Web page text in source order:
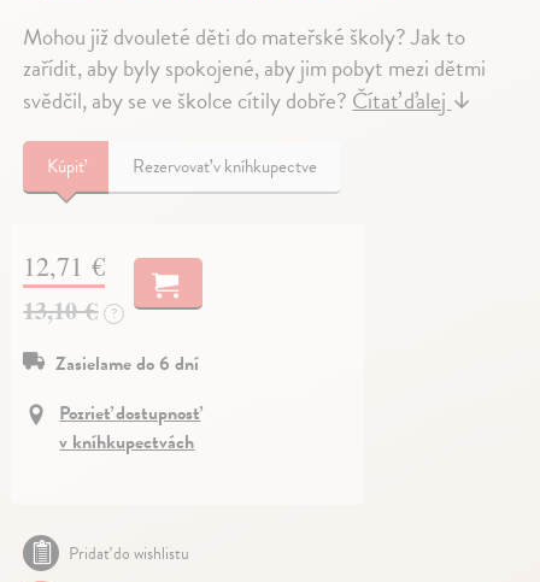
Mohou již dvouleté děti do mateřské školy? Jak to
zařídit, aby byly spokojené, aby jim pobyt mezi dětmi
svědčil, aby se ve školce cítily dobře? Čítať ďalej ↓
Kúpiť Rezervovať v kníhkupectve
12,71 €
13,10 € ?
Zasielame do 6 dní
Pozrieť dostupnosť
v kníhkupectvách
Pridať do wishlistu